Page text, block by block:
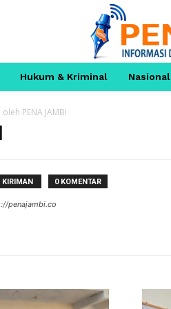
Hukum & Kriminal Nasional
PENA JAMBI
KIRIMAN 0 KOMENTAR
penajambi.co